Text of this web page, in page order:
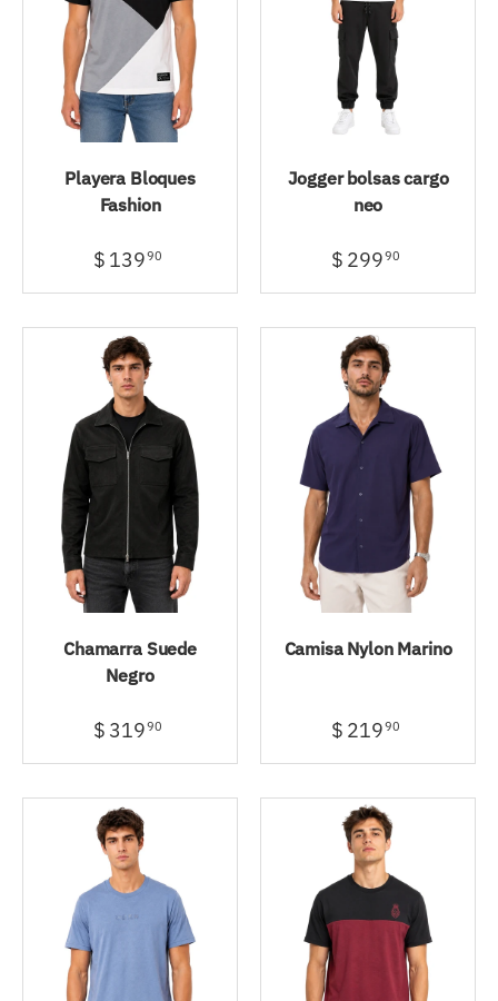
Playera Bloques
Fashion
$ 13990
Jogger bolsas cargo
neo
$ 29990
Chamarra Suede
Negro
$ 31990
Camisa Nylon Marino
$ 21990